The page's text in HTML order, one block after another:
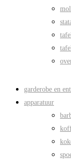
garderobe en
apparatuur